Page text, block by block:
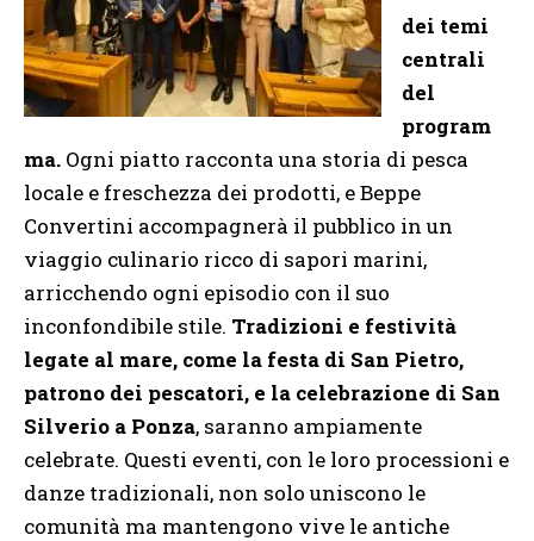
dei temi
centrali
del
program
ma. Ogni piatto racconta una storia di pesca
locale e freschezza dei prodotti, e Beppe
Convertini accompagnerà il pubblico in un
viaggio culinario ricco di sapori marini,
arricchendo ogni episodio con il suo
inconfondibile stile. Tradizioni e festività
legate al mare, come la festa di San Pietro,
patrono dei pescatori, e la celebrazione di San
Silverio a Ponza, saranno ampiamente
celebrate. Questi eventi, con le loro processioni e
danze tradizionali, non solo uniscono le
comunità ma mantengono vive le antiche